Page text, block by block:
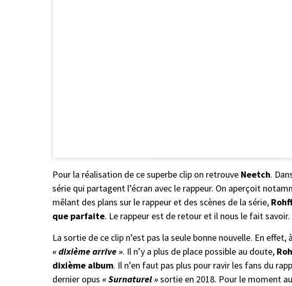
Pour la réalisation de ce superbe clip on retrouve Neetch.
série qui partagent l’écran avec le rappeur. On aperçoit
mêlant des plans sur le rappeur et des scènes de la série,
que parfaite. Le rappeur est de retour et il nous le fait savoir.
La sortie de ce clip n’est pas la seule bonne nouvelle. En
« dixième arrive ». Il n’y a plus de place possible au doute,
dixième album. Il n’en faut pas plus pour ravir les fans du
dernier opus « Surnaturel »sortie en 2018. Pour le moment